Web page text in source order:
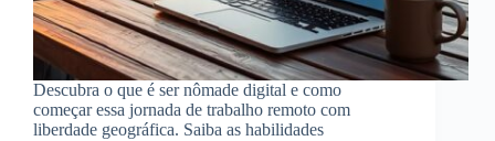
Descubra o que é ser nômade digital e como
começar essa jornada de trabalho remoto com
liberdade geográfica. Saiba as habilidades